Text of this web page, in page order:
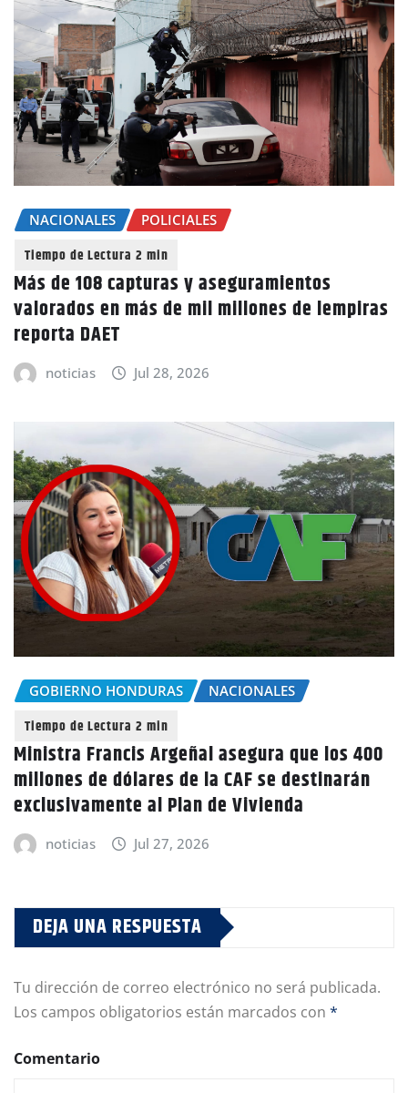
NACIONALES POLICIALES
Más de 108 capturas y aseguramientos
valorados en más de mil millones de lempiras
reporta DAET
noticias Jul 28, 2026
GOBIERNO HONDURAS NACIONALES
Ministra Francis Argeñal asegura que los 400
millones de dólares de la CAF se destinarán
exclusivamente al Plan de Vivienda
noticias Jul 27, 2026
DEJA UNA RESPUESTA
Tu dirección de correo electrónico no será publicada.
Los campos obligatorios están marcados con *
Comentario